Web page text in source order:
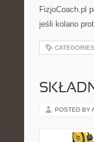
FizjoCoach.pl
jeśli kolano
POSTED BY